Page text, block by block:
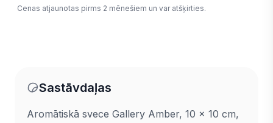
Cenas atjaunotas pirms 2 mēnešiem un var atšķirties.
Sastāvdaļas
Aromātiskā svece Gallery Amber, 10 x 10 cm,